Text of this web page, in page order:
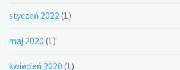
styczeń 2022 (1)
maj 2020 (1)
kwiecień 2020 (1)